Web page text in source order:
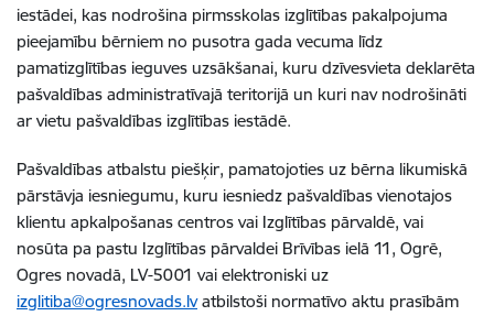
iestādei, kas nodrošina pirmsskolas izglītības pakalpojuma
pieejamību bērniem no pusotra gada vecuma līdz
pamatizglītības ieguves uzsākšanai, kuru dzīvesvieta deklarēta
pašvaldības administratīvajā teritorijā un kuri nav nodrošināti
ar vietu pašvaldības izglītības iestādē.
Pašvaldības atbalstu piešķir, pamatojoties uz bērna likumiskā
pārstāvja iesniegumu, kuru iesniedz pašvaldības vienotajos
klientu apkalpošanas centros vai Izglītības pārvaldē, vai
nosūta pa pastu Izglītības pārvaldei Brīvības ielā 11, Ogrē,
Ogres novadā, LV-5001 vai elektroniski uz
izglitiba@ogresnovads.lvatbilstoši normatīvo aktu prasībām